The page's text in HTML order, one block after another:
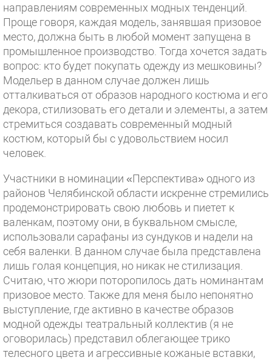
направлениям современных модных тенденций.
Проще говоря, каждая модель, занявшая призовое
место, должна быть в любой момент запущена в
промышленное производство. Тогда хочется задать
вопрос: кто будет покупать одежду из мешковины?
Модельер в данном случае должен лишь
отталкиваться от образов народного костюма и его
декора, стилизовать его детали и элементы, а затем
стремиться создавать современный модный
костюм, который бы с удовольствием носил
человек.
Участники в номинации «Перспектива» одного из
районов Челябинской области искренне стремились
продемонстрировать свою любовь и пиетет к
валенкам, поэтому они, в буквальном смысле,
использовали сарафаны из сундуков и надели на
себя валенки. В данном случае была представлена
лишь голая концепция, но никак не стилизация.
Считаю, что жюри поторопилось дать номинантам
призовое место. Также для меня было непонятно
выступление, где активно в качестве образов
модной одежды театральный коллектив (я не
оговорилась) представил облегающее трико
телесного цвета и агрессивные кожаные вставки,